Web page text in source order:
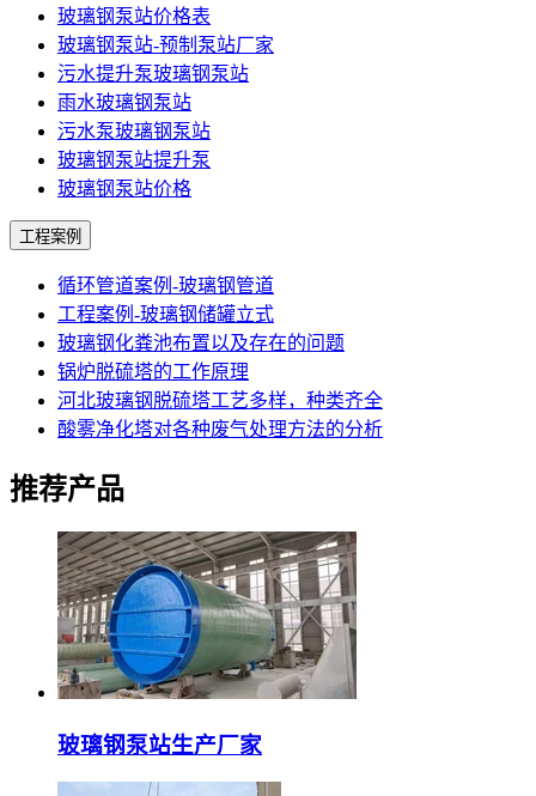
玻璃钢泵站价格表
玻璃钢泵站-预制泵站厂家
污水提升泵玻璃钢泵站
雨水玻璃钢泵站
污水泵玻璃钢泵站
玻璃钢泵站提升泵
玻璃钢泵站价格
工程案例
循环管道案例-玻璃钢管道
工程案例-玻璃钢储罐立式
玻璃钢化粪池布置以及存在的问题
锅炉脱硫塔的工作原理
河北玻璃钢脱硫塔工艺多样，种类齐全
酸雾净化塔对各种废气处理方法的分析
推荐产品
玻璃钢泵站生产厂家